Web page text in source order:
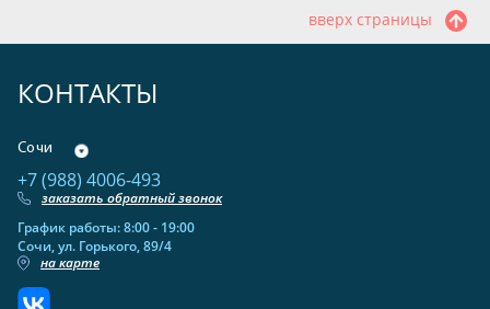
вверх страницы
КОНТАКТЫ
Сочи
+7 (988) 4006-493
заказать обратный звонок
График работы: 8:00 - 19:00
Сочи, ул. Горького, 89/4
на карте